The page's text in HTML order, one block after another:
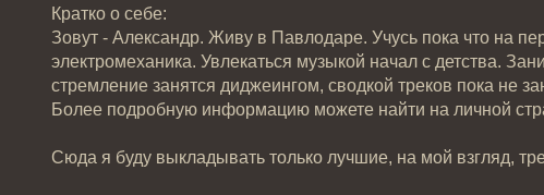
Кратко о себе:
Зовут - Александр. Живу в Павлодаре. Учусь пока что на
электромеханика. Увлекаться музыкой начал с детства.
стремление занятся диджеингом, сводкой треков пока не
Более подробную информацию можете найти на личной
Сюда я буду выкладывать только лучшие, на мой взгляд,